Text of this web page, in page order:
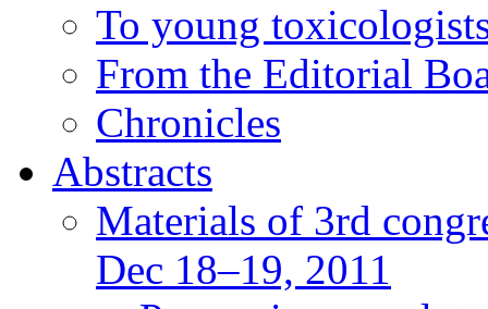
To young
From the Editorial
Chronicles
Abstracts
Materials of 3rd
Dec 18–19, 2011